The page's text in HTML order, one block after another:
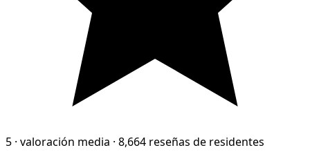
5 · valoración media · 8,664 reseñas de residentes